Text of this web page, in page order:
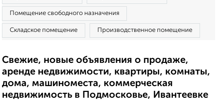
Помещение свободного назначения
Складское помещение Производственное помещение
Свежие, новые объявления о продаже,
аренде недвижимости, квартиры, комнаты,
дома, машиноместа, коммерческая
недвижимость в Подмосковье, Ивантеевке